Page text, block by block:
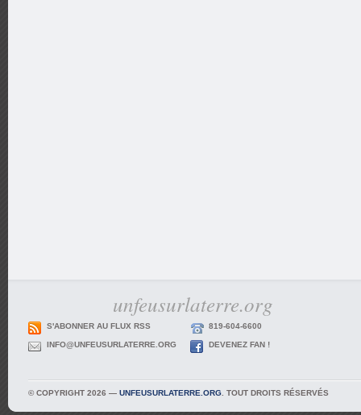
unfeusurlaterre.org
S'ABONNER AU FLUX RSS 819-604-6600
INFO@UNFEUSURLATERRE.ORG DEVENEZ FAN !
© COPYRIGHT 2026 — UNFEUSURLATERRE.ORG . TOUT DROITS RÉSERVÉS